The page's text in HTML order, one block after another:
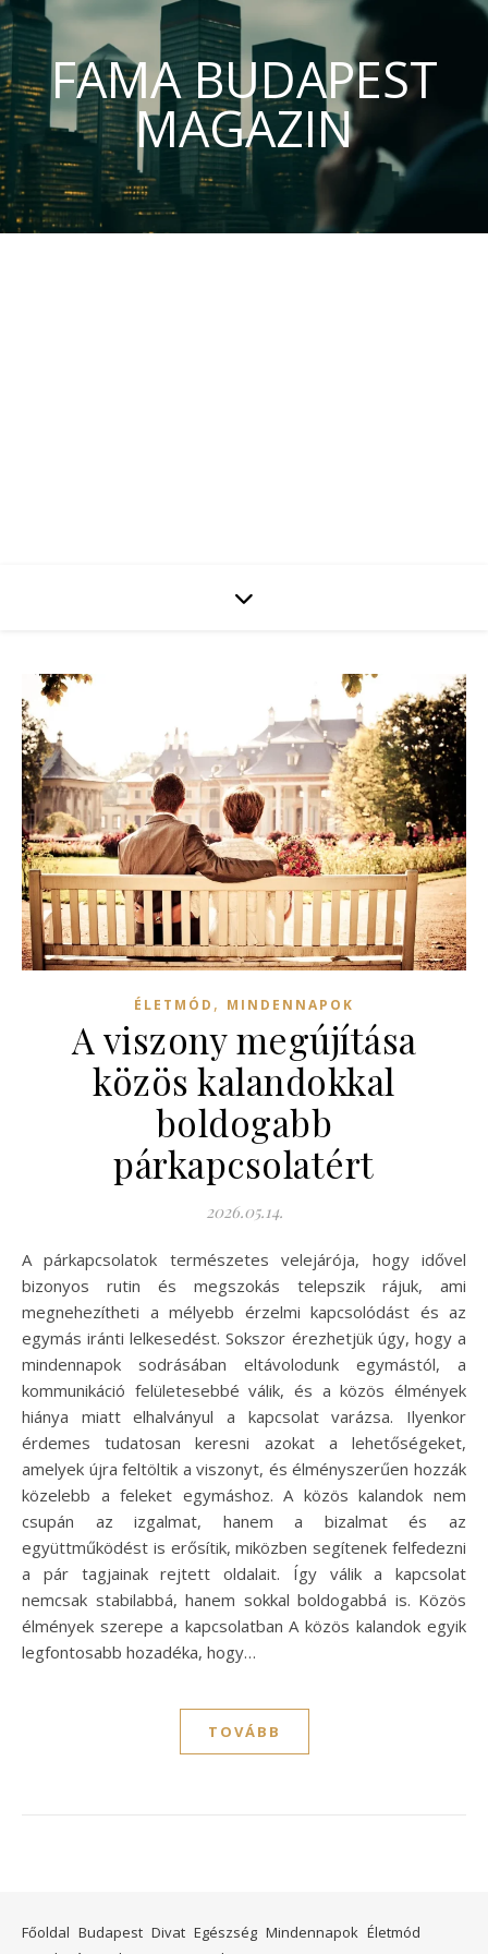
FAMA BUDAPEST
MAGAZIN
ÉLETMÓD , MINDENNAPOK
A viszony megújítása
közös kalandokkal
boldogabb
párkapcsolatért
2026.05.14.
A párkapcsolatok természetes velejárója, hogy idővel
bizonyos rutin és megszokás telepszik rájuk, ami
megnehezítheti a mélyebb érzelmi kapcsolódást és az
egymás iránti lelkesedést. Sokszor érezhetjük úgy, hogy a
mindennapok sodrásában eltávolodunk egymástól, a
kommunikáció felületesebbé válik, és a közös élmények
hiánya miatt elhalványul a kapcsolat varázsa. Ilyenkor
érdemes tudatosan keresni azokat a lehetőségeket,
amelyek újra feltöltik a viszonyt, és élményszerűen hozzák
közelebb a feleket egymáshoz. A közös kalandok nem
csupán az izgalmat, hanem a bizalmat és az
együttműködést is erősítik, miközben segítenek felfedezni
a pár tagjainak rejtett oldalait. Így válik a kapcsolat
nemcsak stabilabbá, hanem sokkal boldogabbá is. Közös
élmények szerepe a kapcsolatban A közös kalandok egyik
legfontosabb hozadéka, hogy…
TOVÁBB
Főoldal Budapest Divat Egészség Mindennapok Életmód